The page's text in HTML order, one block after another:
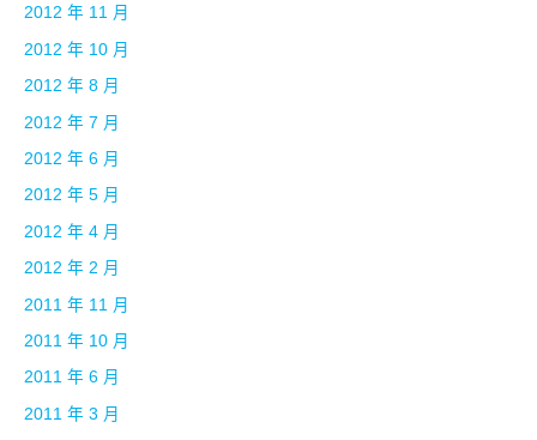
2012 年 11 月
2012 年 10 月
2012 年 8 月
2012 年 7 月
2012 年 6 月
2012 年 5 月
2012 年 4 月
2012 年 2 月
2011 年 11 月
2011 年 10 月
2011 年 6 月
2011 年 3 月